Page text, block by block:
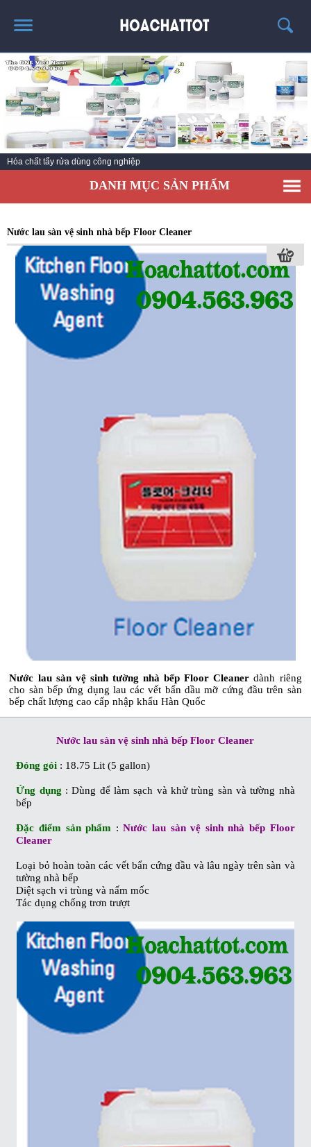
TRANG CHỦ
GIỚI THIỆU
SẢN PHẨM HÓT
KINH NGHIỆM & TIN TỨC
LIÊN HỆ
Hóa chất tẩy rửa dùng công nghiệp
DANH MỤC SẢN PHẨM
Nước lau sàn vệ sinh nhà bếp Floor Cleaner
Nước lau sàn vệ sinh tường nhà bếp Floor Cleaner dành riêng
cho sàn bếp ứng dụng lau các vết bẩn dầu mỡ cứng đầu trên sàn
bếp chất lượng cao cấp nhập khẩu Hàn Quốc
Nước lau sàn vệ sinh nhà bếp Floor Cleaner
Đóng gói : 18.75 Lit (5 gallon)
Ứng dụng : Dùng để làm sạch và khử trùng sàn và tường nhà
bếp
Đặc điểm sản phẩm :Nước lau sàn vệ sinh nhà bếp Floor
Cleaner
Loại bỏ hoàn toàn các vết bẩn cứng đầu và lâu ngày trên sàn và
tường nhà bếp
Diệt sạch vi trùng và nấm mốc
Tác dụng chống trơn trượt